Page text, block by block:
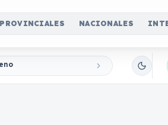
PROVINCIALES NACIONALES